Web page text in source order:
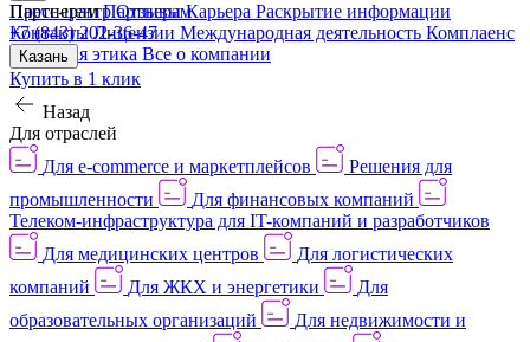
Пресс-центрОтзывыКарьера Раскрытие информации
КонтактыЛицензии Международная деятельность Комплаенс
и деловая этика Все о компании
ПартнерамПартнерам
+7 (843) 202-36-47
Казань
Купить в 1 клик
Назад
Для отраслей
Для e-commerce и маркетплейсов
Решения для
промышленности
Для финансовых компаний
Телеком-инфраструктура для IT-компаний и разработчиков
Для медицинских центров
Для логистических
компаний
Для ЖКХ и энергетики
Для
образовательных организаций
Для недвижимости и